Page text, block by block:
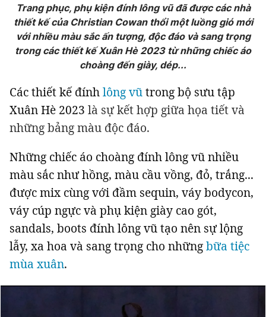
Tin thị trường Tin 360
Video Podcasts
Sản phẩm khác
Tiện ích Bạn cần biết
Thông tin tòa soạn Liên hệ quảng cáo
Trang phục, phụ kiện đính lông vũ đã được các nhà
thiết kế của Christian Cowan thổi một luồng gió mới
với nhiều màu sắc ấn tượng, độc đáo và sang trọng
trong các thiết kế Xuân Hè 2023 từ những chiếc áo
choàng đến giày, dép...
Các thiết kế đínhlông vũtrong bộ sưu tập
Xuân Hè 2023 là sự kết hợp giữa họa tiết và
những bảng màu độc đáo.
Những chiếc áo choàng đính lông vũ nhiều
màu sắc như hồng, màu cầu vồng, đỏ, trắng...
được mix cùng với đầm sequin, váy bodycon,
váy cúp ngực và phụ kiện giày cao gót,
sandals, boots đính lông vũ tạo nên sự lộng
lẫy, xa hoa và sang trọng cho nhữngbữa tiệc
mùa xuân.